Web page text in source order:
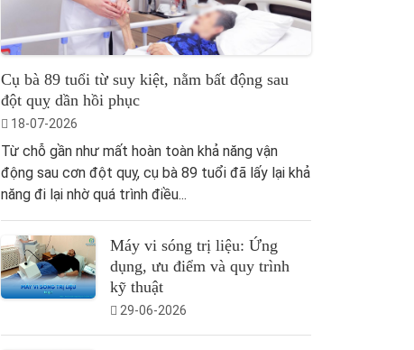
Cụ bà 89 tuổi từ suy kiệt, nằm bất động sau
đột quỵ dần hồi phục
18-07-2026
Từ chỗ gần như mất hoàn toàn khả năng vận
động sau cơn đột quỵ, cụ bà 89 tuổi đã lấy lại khả
năng đi lại nhờ quá trình điều...
Máy vi sóng trị liệu: Ứng
dụng, ưu điểm và quy trình
kỹ thuật
29-06-2026